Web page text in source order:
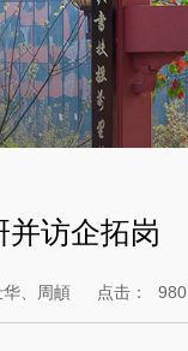
访企拓岗
、周頔 点击： 980